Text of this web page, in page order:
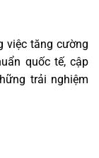
việc tăng cường
quốc tế, cập
trải nghiệm